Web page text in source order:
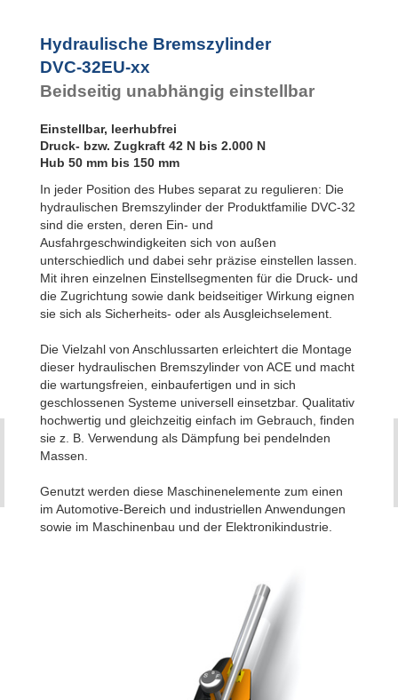
Hydraulische Bremszylinder
DVC-32EU-xx
Beidseitig unabhängig einstellbar
Einstellbar, leerhubfrei
Druck- bzw. Zugkraft 42 N bis 2.000 N
Hub 50 mm bis 150 mm
In jeder Position des Hubes separat zu regulieren: Die
hydraulischen Bremszylinder der Produktfamilie DVC-32
sind die ersten, deren Ein- und
Ausfahrgeschwindigkeiten sich von außen
unterschiedlich und dabei sehr präzise einstellen lassen.
Mit ihren einzelnen Einstellsegmenten für die Druck- und
die Zugrichtung sowie dank beidseitiger Wirkung eignen
sie sich als Sicherheits- oder als Ausgleichselement.
Die Vielzahl von Anschlussarten erleichtert die Montage
dieser hydraulischen Bremszylinder von ACE und macht
die wartungsfreien, einbaufertigen und in sich
geschlossenen Systeme universell einsetzbar. Qualitativ
hochwertig und gleichzeitig einfach im Gebrauch, finden
sie z. B. Verwendung als Dämpfung bei pendelnden
Massen.
Genutzt werden diese Maschinenelemente zum einen
im Automotive-Bereich und industriellen Anwendungen
sowie im Maschinenbau und der Elektronikindustrie.